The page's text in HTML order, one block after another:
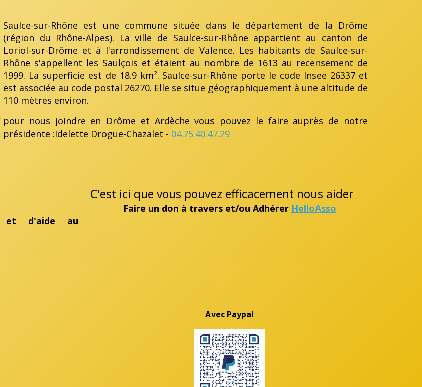
Saulce-sur-Rhône est une commune située dans le département de la Drôme
(région du Rhône-Alpes). La ville de Saulce-sur-Rhône appartient au canton de
Loriol-sur-Drôme et à l'arrondissement de Valence. Les habitants de Saulce-sur-
Rhône s'appellent les Saulçois et étaient au nombre de 1613 au recensement de
1999. La superficie est de 18.9 km². Saulce-sur-Rhône porte le code Insee 26337 et
est associée au code postal 26270. Elle se situe géographiquement à une altitude de
110 mètres environ.
pour nous joindre en Drôme et Ardèche vous pouvez le faire auprès de notre
présidente :Idelette Drogue-Chazalet - 04.75.40.47.29
et d'aide au
C'est ici que vous pouvez efficacement nous aider
Faire un don à travers et/ou Adhérer HelloAsso
Avec Paypal